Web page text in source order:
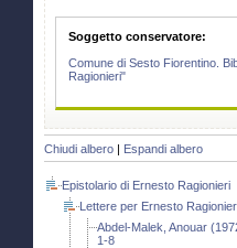
Soggetto conservatore:
Comune di Sesto Fiorentino.
Ragionieri"
Chiudi albero | Espandi albero
Epistolario di Ernesto Ragionieri
Lettere per Ernesto
Abdel-Malek, Anouar
1-8